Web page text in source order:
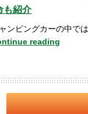
も紹介
ンピングカーの中で
reading